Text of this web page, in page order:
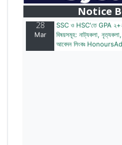
Notice
আবেদন লিংকঃ
28
Mar
SSC ও HSC'তে GPA ২+২
বিষয়সমূহ: নাট্যকলা,
আবেদন লিংকঃ